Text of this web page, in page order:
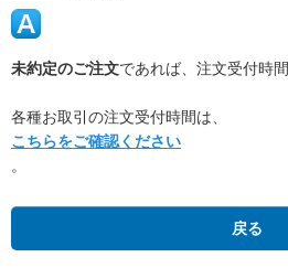
未約定のご注文であれば、注文受付時
各種お取引の注文受付時間は、
こちらをご確認ください
。
戻る